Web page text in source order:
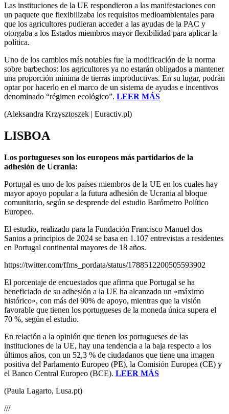
Las instituciones de la UE respondieron a las manifestaciones con
un paquete que flexibilizaba los requisitos medioambientales para
que los agricultores pudieran acceder a las ayudas de la PAC y
otorgaba a los Estados miembros mayor flexibilidad para aplicar la
política.
Uno de los cambios más notables fue la modificación de la norma
sobre barbechos: los agricultores ya no estarán obligados a mantener
una proporción mínima de tierras improductivas. En su lugar, podrán
optar por hacerlo en el marco de un sistema de ayudas e incentivos
denominado “régimen ecológico”. LEER MÁS
(Aleksandra Krzysztoszek | Euractiv.pl)
LISBOA
Los portugueses son los europeos más partidarios de la
adhesión de Ucrania:
Portugal es uno de los países miembros de la UE en los cuales hay
mayor apoyo popular a la futura adhesión de Ucrania al bloque
comunitario, según se desprende del estudio Barómetro Político
Europeo.
El estudio, realizado para la Fundación Francisco Manuel dos
Santos a principios de 2024 se basa en 1.107 entrevistas a residentes
en Portugal continental mayores de 18 años.
https://twitter.com/ffms_pordata/status/1788512200505593902
El porcentaje de encuestados que afirma que Portugal se ha
beneficiado de su adhesión a la UE ha alcanzado un «máximo
histórico», con más del 90% de apoyo, mientras que la visión
favorable que tienen los portugueses de la moneda única supera el
70 %, según el estudio.
En relación a la opinión que tienen los portugueses de las
instituciones de la UE, hay una tendencia a la baja respecto a los
últimos años, con un 52,3 % de ciudadanos que tiene una imagen
positiva del Parlamento Europeo (PE), la Comisión Europea (CE) y
el Banco Central Europeo (BCE). LEER MÁS
(Paula Lagarto, Lusa.pt)
///